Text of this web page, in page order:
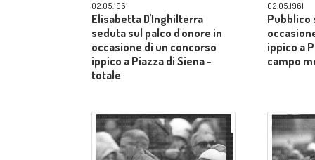
02.05.1961
Elisabetta D'Inghilterra
seduta sul palco d'onore in
occasione di un concorso
ippico a Piazza di Siena -
totale
02.05.1961
Pubblico
ippico a
campo